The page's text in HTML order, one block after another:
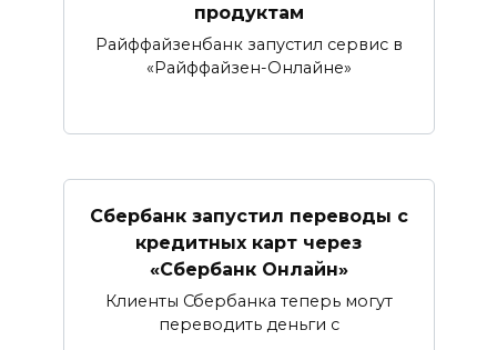
продуктам
Райффайзенбанк запустил сервис в
«Райффайзен-Онлайне»
Сбербанк запустил переводы с
кредитных карт через
«Сбербанк Онлайн»​​​​​​​
Клиенты Сбербанка теперь могут
переводить деньги с